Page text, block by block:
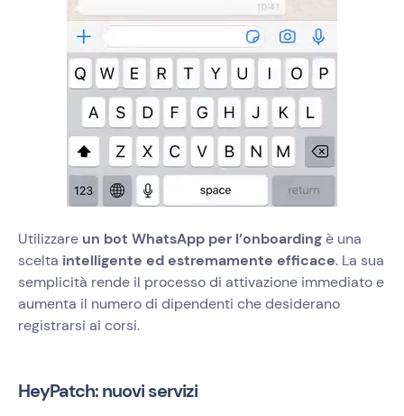
Utilizzare un bot WhatsApp per l’onboardingè una
scelta intelligente ed estremamente efficace. La sua
semplicità rende il processo di attivazione immediato e
aumenta il numero di dipendenti che desiderano
registrarsi ai corsi.
HeyPatch: nuovi servizi